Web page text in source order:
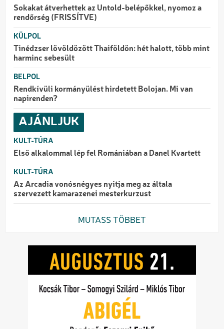
Sokakat átverhettek az Untold-belépőkkel, nyomoz a
rendőrség (FRISSÍTVE)
KÜLPOL
Tinédzser lövöldözött Thaiföldön: hét halott, több mint
harminc sebesült
BELPOL
Rendkívüli kormányülést hirdetett Bolojan. Mi van
napirenden?
AJÁNLJUK
KULT-TÚRA
Első alkalommal lép fel Romániában a Danel Kvartett
KULT-TÚRA
Az Arcadia vonósnégyes nyitja meg az általa
szervezett kamarazenei mesterkurzust
MUTASS TÖBBET